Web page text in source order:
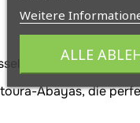
für muslimische
Abayas, die
Weitere
ALLE